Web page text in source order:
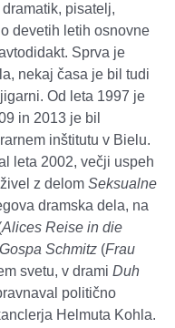
pisatelj,
devetih letih osnovne
Sprva je
nekaj časa je bil tudi
Od leta 1997 je
in 2013 je bil
inštitutu v Bielu.
leta 2002, večji uspeh
z delom Seksualne
dramska dela, na
Alices Reise in die
Gospa Schmitz (Frau
svetu, v drami Duh
politično
Helmuta Kohla.